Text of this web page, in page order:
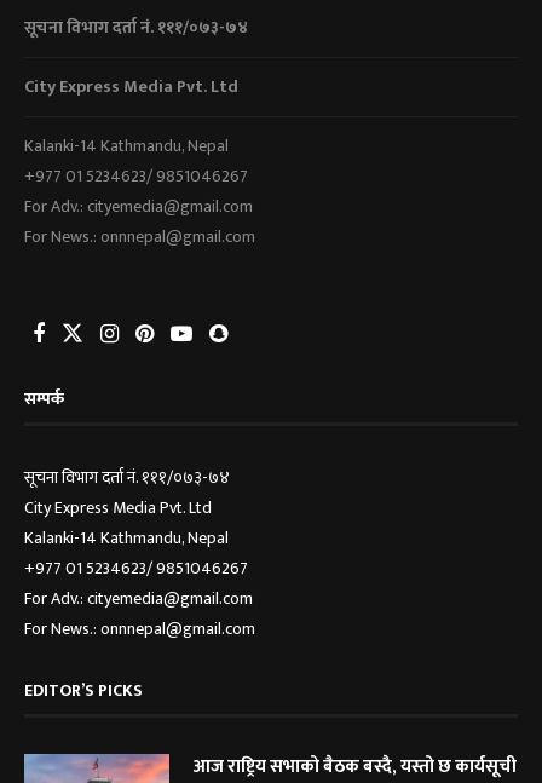
सूचना विभाग दर्ता नं. १११/०७३-७४
City Express Media Pvt. Ltd
Kalanki-14 Kathmandu, Nepal
+977 01 5234623/ 9851046267
For Adv.: cityemedia@gmail.com
For News.: onnnepal@gmail.com
सम्पर्क
सूचना विभाग दर्ता नं. १११/०७३-७४
City Express Media Pvt. Ltd
Kalanki-14 Kathmandu, Nepal
+977 01 5234623/ 9851046267
For Adv.: cityemedia@gmail.com
For News.: onnnepal@gmail.com
EDITOR’S PICKS
आज राष्ट्रिय सभाको बैठक बस्दै, यस्तो छ कार्यसूची